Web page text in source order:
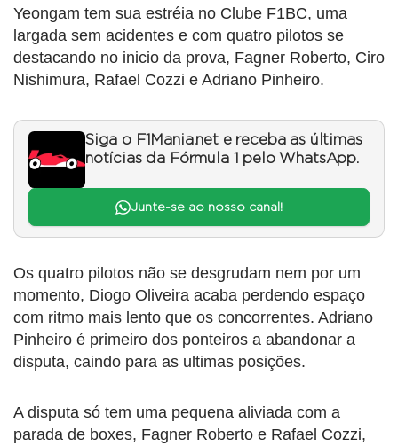
Yeongam tem sua estréia no Clube F1BC, uma
largada sem acidentes e com quatro pilotos se
destacando no inicio da prova, Fagner Roberto, Ciro
Nishimura, Rafael Cozzi e Adriano Pinheiro.
Siga o F1Mania.net e receba as últimas
notícias da Fórmula 1 pelo WhatsApp.
Junte-se ao nosso canal!
Os quatro pilotos não se desgrudam nem por um
momento, Diogo Oliveira acaba perdendo espaço
com ritmo mais lento que os concorrentes. Adriano
Pinheiro é primeiro dos ponteiros a abandonar a
disputa, caindo para as ultimas posições.
A disputa só tem uma pequena aliviada com a
parada de boxes, Fagner Roberto e Rafael Cozzi,